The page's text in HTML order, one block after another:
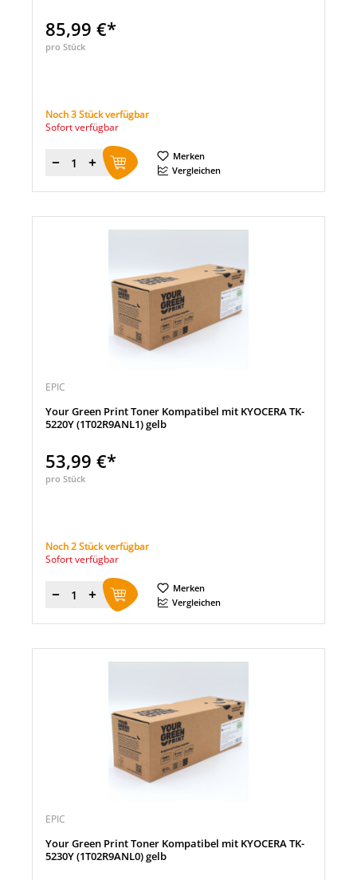
85,99 €*
pro Stück
Noch 3 Stück verfügbar
Sofort verfügbar
Menge
Merken
Vergleichen
EPIC
Your Green Print Toner Kompatibel mit KYOCERA TK-
5220Y (1T02R9ANL1) gelb
53,99 €*
pro Stück
Noch 2 Stück verfügbar
Sofort verfügbar
Menge
Merken
Vergleichen
EPIC
Your Green Print Toner Kompatibel mit KYOCERA TK-
5230Y (1T02R9ANL0) gelb